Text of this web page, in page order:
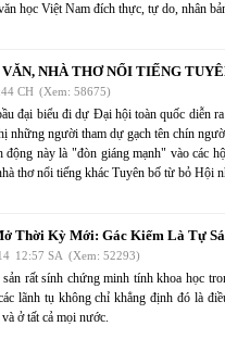
học Việt Nam đích thực, tự do, nhân
NHÀ THƠ NỔI TIẾNG
CH (Xem: 58675)
đại biểu đi dự Đại hội toàn quốc diễn
người tham dự gạch tên chín
này là "đòn giáng mạnh" vào các
thơ nổi tiếng khác Tuyên bố từ bỏ Hội
Thời Kỳ Mới: Gác Kiếm Là Tự
12:57 SA (Xem: 52293)
sản rất sính chứng minh tính khoa học
lãnh tụ không chỉ khẳng định đó là
ở tất cả mọi nước.